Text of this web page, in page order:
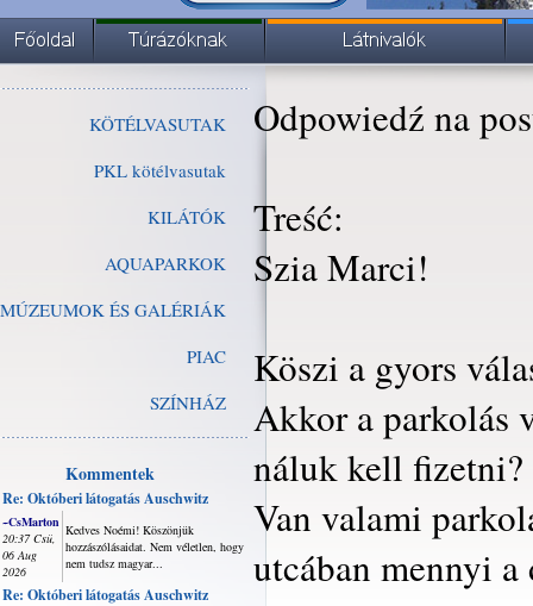
KÖTÉLVASUTAK
PKL kötélvasutak
KILÁTÓK
AQUAPARKOK
MÚZEUMOK ÉS GALÉRIÁK
PIAC
SZÍNHÁZ
Kommentek
Re: Októberi látogatás Auschwitz
~CsMarton
20:37 Csü,
06 Aug
2026
Kedves Noémi! Köszönjük
hozzászólásaidat. Nem véletlen, hogy
nem tudsz magyar...
Re: Októberi látogatás Auschwitz
Odpowiedź na
Treść:
Szia Marci!
Köszi a gyors
Akkor a parkolás
náluk kell fizetni?
Van valami
utcában mennyi